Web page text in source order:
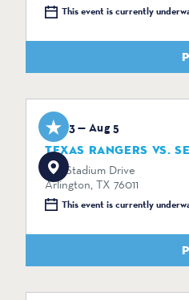
This event is currently
Aug 3 — Aug 5
TEXAS RANGERS VS.
734 Stadium Drive
Arlington, TX 76011
This event is currently